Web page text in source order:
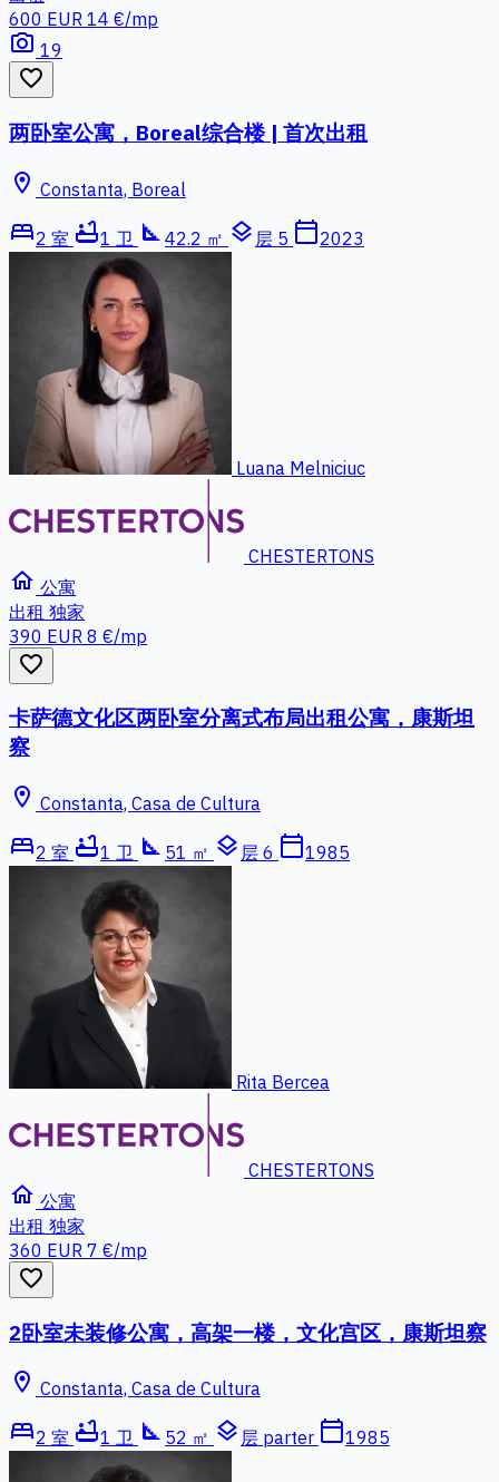
600 EUR 14 €/mp
photo_camera 19
favorite_border
两卧室公寓，Boreal综合楼 | 首次出租
location_on Constanta, Boreal
bed2 室 bathtub1 卫 square_foot 42.2 ㎡ layers 层 5 calendar_today2023
Luana Melniciuc
CHESTERTONS
home 公寓
出租 独家
390 EUR 8 €/mp
favorite_border
卡萨德文化区两卧室分离式布局出租公寓，康斯坦
察
location_on Constanta, Casa de Cultura
bed2 室 bathtub1 卫 square_foot 51 ㎡ layers 层 6 calendar_today1985
Rita Bercea
CHESTERTONS
home 公寓
出租 独家
360 EUR 7 €/mp
favorite_border
2卧室未装修公寓，高架一楼，文化宫区，康斯坦察
location_on Constanta, Casa de Cultura
bed2 室 bathtub1 卫 square_foot 52 ㎡ layers 层 parter calendar_today1985